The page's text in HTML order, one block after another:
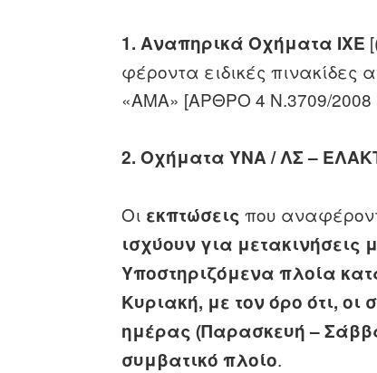
1. Αναπηρικά Οχήματα ΙΧΕ
φέροντα ειδικές
«ΑΜΑ» [ΑΡΘΡΟ 4 Ν.3709/2008
2. Οχήματα ΥΝΑ / ΛΣ –
Οι εκπτώσεις που
ισχύουν για
Υποστηριζόμενα πλοία
Κυριακή, με τον όρο ότι, οι
ημέρας (Παρασκευή –
συμβατικό πλοίο.